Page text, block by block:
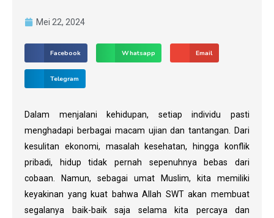
Mei 22, 2024
Facebook Whatsapp Email
Telegram
Dalam menjalani kehidupan, setiap individu pasti
menghadapi berbagai macam ujian dan tantangan. Dari
kesulitan ekonomi, masalah kesehatan, hingga konflik
pribadi, hidup tidak pernah sepenuhnya bebas dari
cobaan. Namun, sebagai umat Muslim, kita memiliki
keyakinan yang kuat bahwa Allah SWT akan membuat
segalanya baik-baik saja selama kita percaya dan